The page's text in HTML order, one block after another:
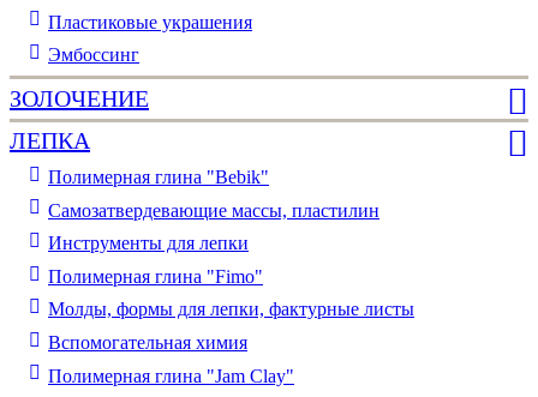
Пластиковые украшения
Эмбоссинг
ЗОЛОЧЕНИЕ
ЛЕПКА
Полимерная глина "Bebik"
Самозатвердевающие массы, пластилин
Инструменты для лепки
Полимерная глина "Fimo"
Молды, формы для лепки, фактурные листы
Вспомогательная химия
Полимерная глина "Jam Clay"